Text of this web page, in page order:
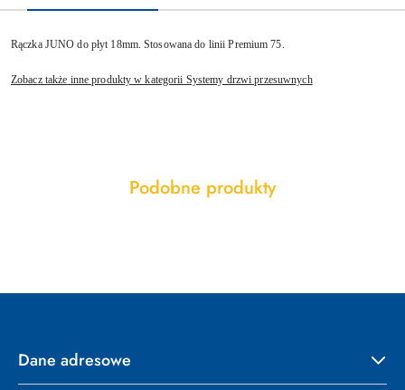
Rączka JUNO do płyt 18mm. Stosowana do linii Premium 75.
Zobacz także inne produkty w kategorii Systemy drzwi przesuwnych
Pomiń karuzelę produktów
Produkty
Podobne produkty
Dane adresowe